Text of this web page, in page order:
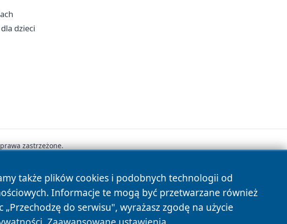
dzieci
także plików cookies i podobnych technologii od
Informacje te mogą być przetwarzane również
do serwisu", wyrażasz zgodę na użycie
zastrzeżone.
Polityka Cookies